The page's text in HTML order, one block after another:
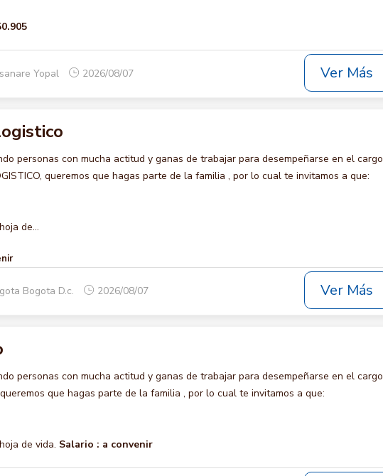
Yopal 2026/08/07 Ver Más
personas con mucha actitud y ganas de trabajar para desempeñarse en el cargo
queremos que hagas parte de la familia , por lo cual te invitamos a que:
de...
Bogota D.c. 2026/08/07 Ver Más
personas con mucha actitud y ganas de trabajar para desempeñarse en el cargo
queremos que hagas parte de la familia , por lo cual te invitamos a que:
de vida. Salario : a convenir